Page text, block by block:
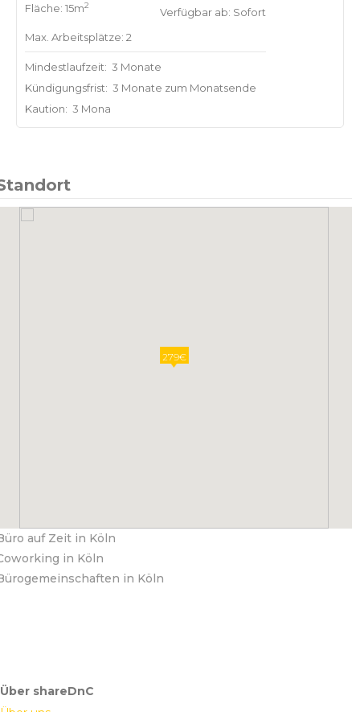
Fläche: 15m2
Max. Arbeitsplätze: 2
Verfügbar ab: Sofort
Mindestlaufzeit: 3 Monate
Kündigungsfrist: 3 Monate zum Monatsende
Kaution: 3 Mona
279€
auf Zeit in Köln
in Köln
in Köln
Über shareDnC